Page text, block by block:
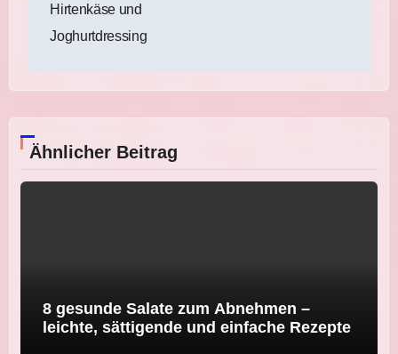
Hirtenkäse und
Joghurtdressing
Ähnlicher Beitrag
8 gesunde Salate zum Abnehmen –
leichte, sättigende und einfache Rezepte